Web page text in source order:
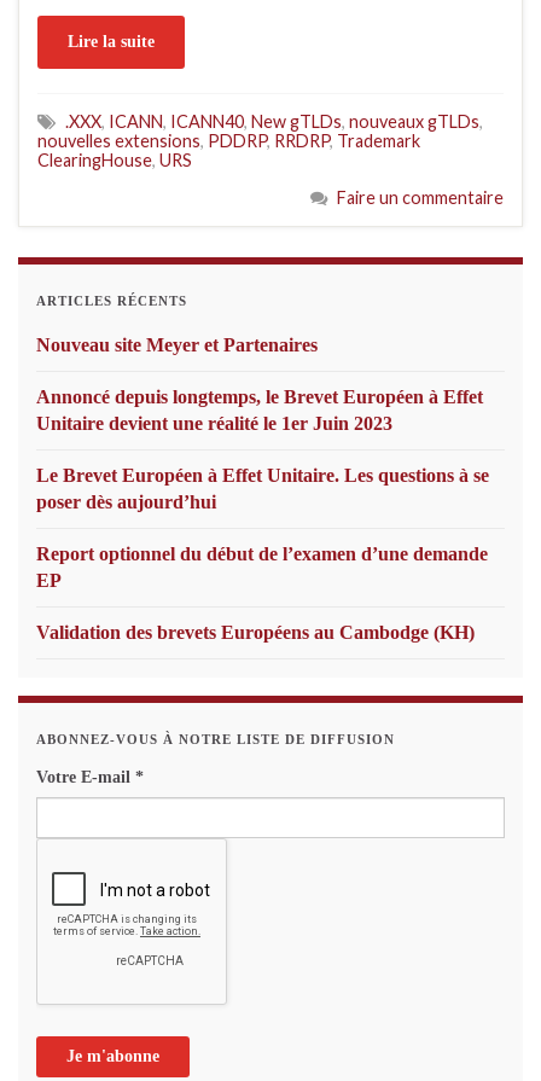
Lire la suite
.XXX, ICANN, ICANN40, New gTLDs, nouveaux gTLDs,
nouvelles extensions, PDDRP, RRDRP, Trademark
ClearingHouse, URS
Faire un commentaire
ARTICLES RÉCENTS
Nouveau site Meyer et Partenaires
Annoncé depuis longtemps, le Brevet Européen à Effet
Unitaire devient une réalité le 1er Juin 2023
Le Brevet Européen à Effet Unitaire. Les questions à se
poser dès aujourd’hui
Report optionnel du début de l’examen d’une demande
EP
Validation des brevets Européens au Cambodge (KH)
ABONNEZ-VOUS À NOTRE LISTE DE DIFFUSION
Votre E-mail *